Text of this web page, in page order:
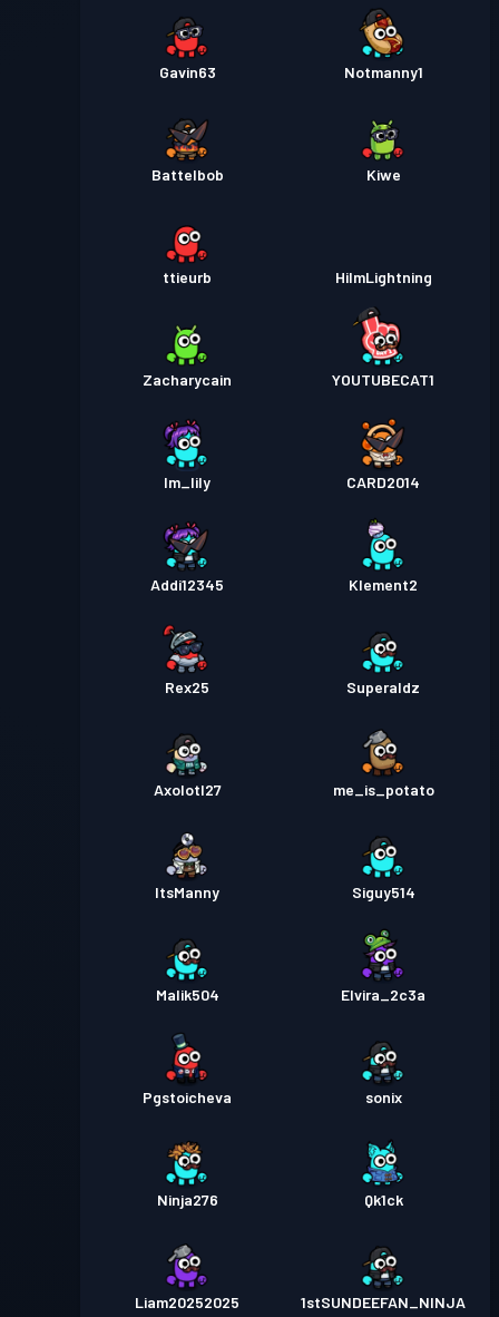
Gavin63 Notmanny1
Battelbob Kiwe
ttieurb HiImLightning
Zacharycain YOUTUBECAT1
Im_lily CARD2014
Addi12345 Klement2
Rex25 Superaldz
Axolotl27 me_is_potato
ItsManny Siguy514
Malik504 Elvira_2c3a
Pgstoicheva sonix
Ninja276 Qk1ck
Liam20252025 1stSUNDEEFAN_NINJA